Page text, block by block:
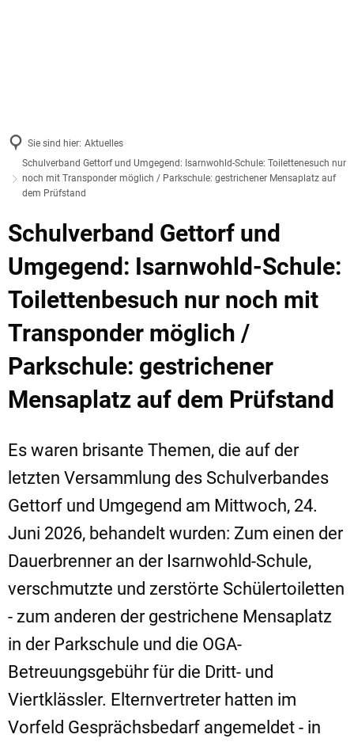
Sie sind hier: Aktuelles
Schulverband Gettorf und Umgegend: Isarnwohld-Schule: Toilettenesuch nur
noch mit Transponder möglich / Parkschule: gestrichener Mensaplatz auf
dem Prüfstand
Schulverband Gettorf und
Umgegend: Isarnwohld-Schule:
Toilettenbesuch nur noch mit
Transponder möglich /
Parkschule: gestrichener
Mensaplatz auf dem Prüfstand
Es waren brisante Themen, die auf der
letzten Versammlung des Schulverbandes
Gettorf und Umgegend am Mittwoch, 24.
Juni 2026, behandelt wurden: Zum einen der
Dauerbrenner an der Isarnwohld-Schule,
verschmutzte und zerstörte Schülertoiletten
- zum anderen der gestrichene Mensaplatz
in der Parkschule und die OGA-
Betreuungsgebühr für die Dritt- und
Viertklässler. Elternvertreter hatten im
Vorfeld Gesprächsbedarf angemeldet - in